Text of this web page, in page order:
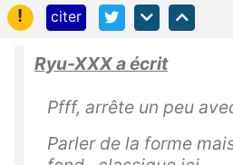
!
citer
Ryu-XXX a écrit
Pfff, arrête un peu
Parler de la forme